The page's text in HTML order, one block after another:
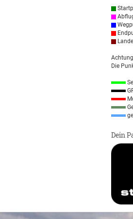
Die
Dein